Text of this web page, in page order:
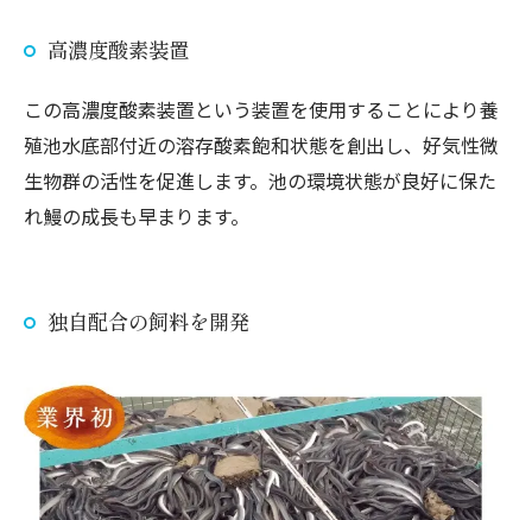
高濃度酸素装置
この高濃度酸素装置という装置を使用することにより養
殖池水底部付近の溶存酸素飽和状態を創出し、好気性微
生物群の活性を促進します。池の環境状態が良好に保た
れ鰻の成長も早まります。
独自配合の飼料を開発